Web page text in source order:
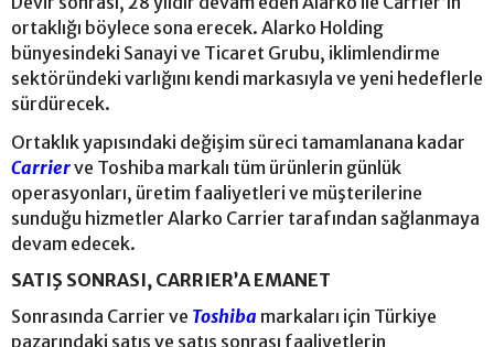
ortaklığı böylece sona erecek. Alarko Holding
bünyesindeki Sanayi ve Ticaret Grubu, iklimlendirme
sektöründeki varlığını kendi markasıyla ve yeni hedeflerle
sürdürecek.
Ortaklık yapısındaki değişim süreci tamamlanana kadar
Carrierve Toshiba markalı tüm ürünlerin günlük
operasyonları, üretim faaliyetleri ve müşterilerine
sunduğu hizmetler Alarko Carrier tarafından sağlanmaya
devam edecek.
SATIŞ SONRASI, CARRIER’A EMANET
Sonrasında Carrier ve Toshiba markaları için Türkiye
pazarındaki satış ve satış sonrası faaliyetlerin